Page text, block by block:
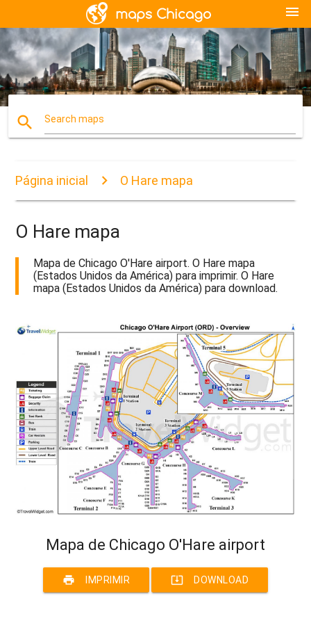
menu
search Search maps
Página inicial O Hare mapa
O Hare mapa
Mapa de Chicago O'Hare airport. O Hare mapa
(Estados Unidos da América) para imprimir. O Hare
mapa (Estados Unidos da América) para download.
Mapa de Chicago O'Hare airport
print IMPRIMIR system_update_alt DOWNLOAD